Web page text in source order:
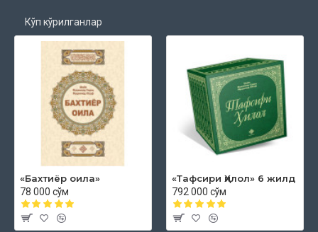
Кўп кўрилганлар
«Бахтиёр оила»
78 000 сўм
«Тафсири Ҳилол» 6 жилд
792 000 сўм